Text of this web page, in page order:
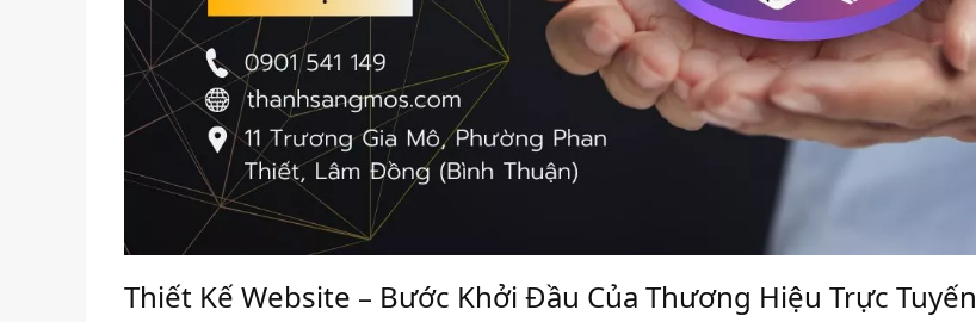
Thiết Kế Website – Bước Khởi Đầu Của Thương Hiệu Trực Tuyến